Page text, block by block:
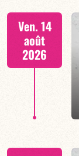
Ven. 14
août
2026